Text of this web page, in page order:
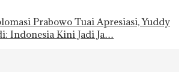
Prabowo Tuai Apresiasi, Yuddy
Indonesia Kini Jadi Ja…